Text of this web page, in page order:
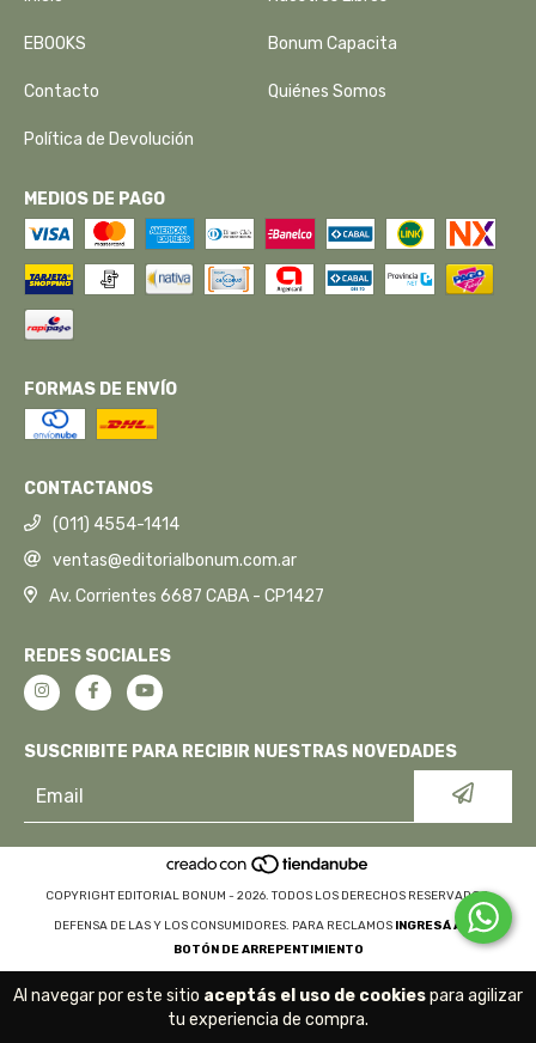
Al navegar por este sitio aceptás el uso de cookiespara agilizar
tu experiencia de compra.
EBOOKS Bonum Capacita
Contacto Quiénes Somos
Política de Devolución
MEDIOS DE PAGO
FORMAS DE ENVÍO
CONTACTANOS
(011) 4554-1414
ventas@editorialbonum.com.ar
Av. Corrientes 6687 CABA - CP1427
REDES SOCIALES
SUSCRIBITE PARA RECIBIR NUESTRAS NOVEDADES
COPYRIGHT EDITORIAL BONUM - 2026. TODOS LOS DERECHOS RESERVADOS.
DEFENSA DE LAS Y LOS CONSUMIDORES. PARA RECLAMOS INGRESÁ ACÁ.
BOTÓN DE ARREPENTIMIENTO